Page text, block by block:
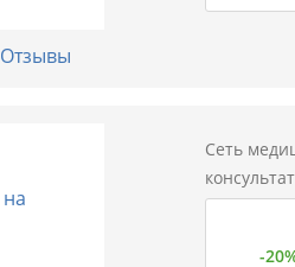
Отзывы
Сеть
-